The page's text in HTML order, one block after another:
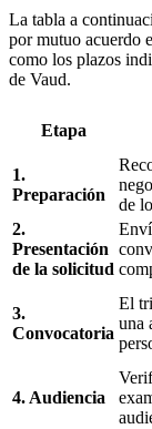
La tabla a
por mutuo acuerdo
como los plazos
de Vaud.
Etapa
1.
Preparación
de
2.
Presentación
de la solicitud
3.
Convocatoria
El
una
4. Audiencia